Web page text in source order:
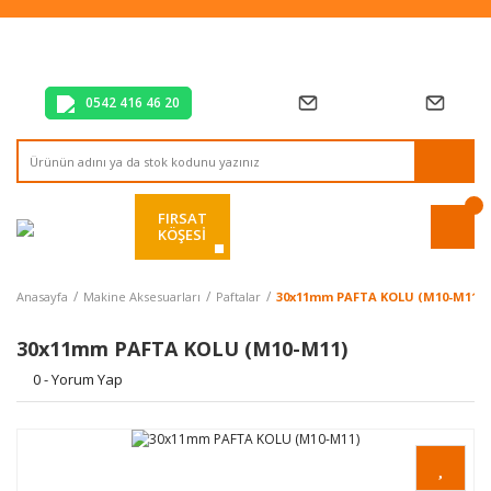
Tüm Alışverişlerde Vade Farksız 2 Taksit!
0542 416 46 20
FIRSAT
KÖŞESİ
Anasayfa Makine Aksesuarları Paftalar 30x11mm PAFTA KOLU (M10-M11)
30x11mm PAFTA KOLU (M10-M11)
0 - Yorum Yap